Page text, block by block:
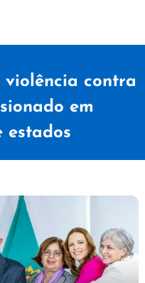
violência contra
em
estados